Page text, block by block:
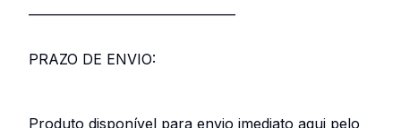
PRAZO DE ENVIO:
Produto disponível para envio imediato aqui pelo